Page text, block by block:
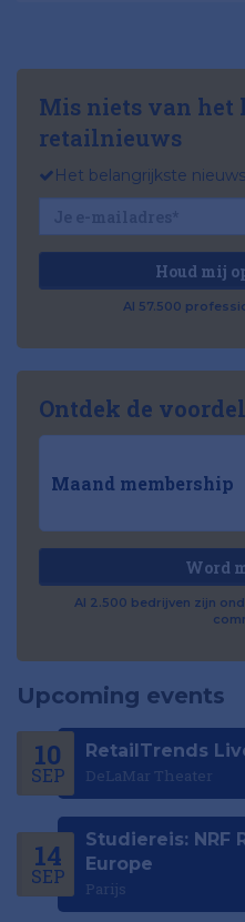
Mis niets van het
retailnieuws
Het belangrijkste
Houd mij
Al 57.500
Ontdek de
Maand membership
Word
Al 2.500 bedrijven zijn
Upcoming events
10
SEP
RetailTrends
DeLaMar Theater
14
SEP
Studiereis: NRF
Europe
Parijs